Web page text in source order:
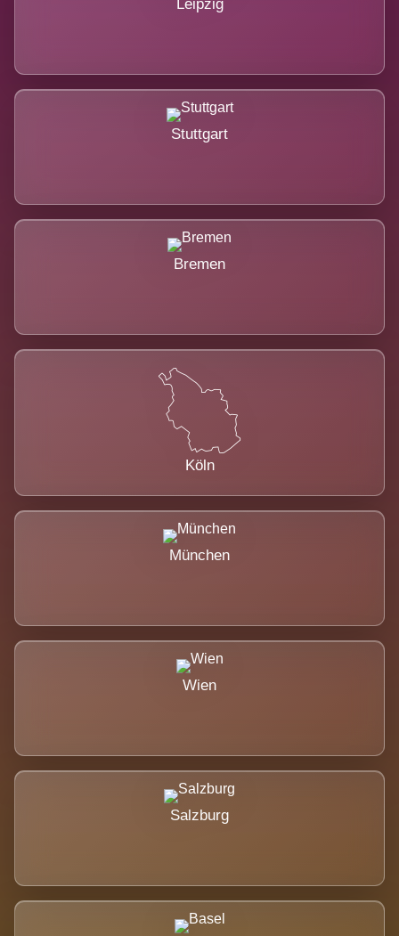
Leipzig
Stuttgart
Bremen
Köln
München
Wien
Salzburg